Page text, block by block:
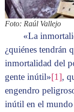
Foto: Raúl Vallejo
«La
¿quiénes tendrán
inmortalidad del
gente inútil»[1],
engendro
inútil en el mundo